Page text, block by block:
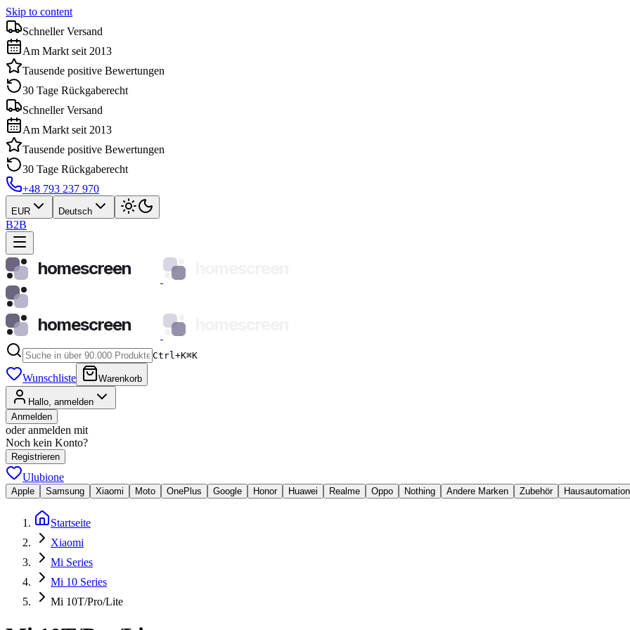
Skip to content
Schneller Versand
Am Markt seit 2013
Tausende positive Bewertungen
30 Tage Rückgaberecht
Schneller Versand
Am Markt seit 2013
Tausende positive Bewertungen
30 Tage Rückgaberecht
+48 793 237 970
EUR Deutsch
B2B
homescreen
homescreen
Ctrl+K⌘K
Wunschliste Warenkorb
Hallo, anmelden
Anmelden
oder anmelden mit
Noch kein Konto?
Registrieren
Ulubione
Apple Samsung Xiaomi Moto OnePlus Google Honor Huawei Realme Oppo Nothing Andere Marken Zubehör Hausautomation
Startseite
Xiaomi
Mi Series
Mi 10 Series
Mi 10T/Pro/Lite